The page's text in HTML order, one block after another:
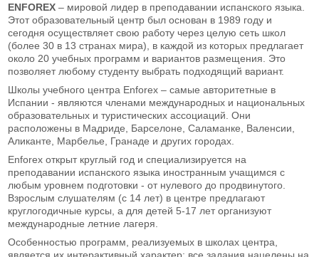
ENFOREX – мировой лидер в преподавании испанского языка.
Этот образовательный центр был основан в 1989 году и
сегодня осуществляет свою работу через целую сеть школ
(более 30 в 13 странах мира), в каждой из которых предлагает
около 20 учебных программ и вариантов размещения. Это
позволяет любому студенту выбрать подходящий вариант.
Школы учебного центра Enforex – самые авторитетные в
Испании - являются членами международных и национальных
образовательных и туристических ассоциаций. Они
расположены в Мадриде, Барселоне, Саламанке, Валенсии,
Аликанте, Марбелье, Гранаде и других городах.
Enforex открыт круглый год и специализируется на
преподавании испанского языка иностранным учащимся с
любым уровнем подготовки - от нулевого до продвинутого.
Взрослым слушателям (с 14 лет) в центре предлагают
круглогодичные курсы, а для детей 5-17 лет организуют
международные летние лагеря.
Особенностью программ, реализуемых в школах центра,
является их интерактивный характер: все задания нацелены на